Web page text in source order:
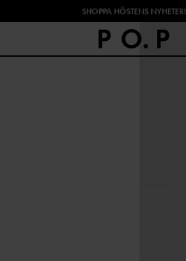
SHOPPA HÖSTENS NYHETER!